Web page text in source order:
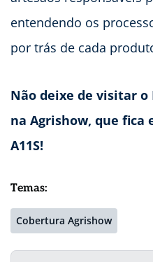
entendendo os
por trás de cada
Não deixe de visitar
na Agrishow, que fica
A11S!
Temas:
Cobertura Agrishow